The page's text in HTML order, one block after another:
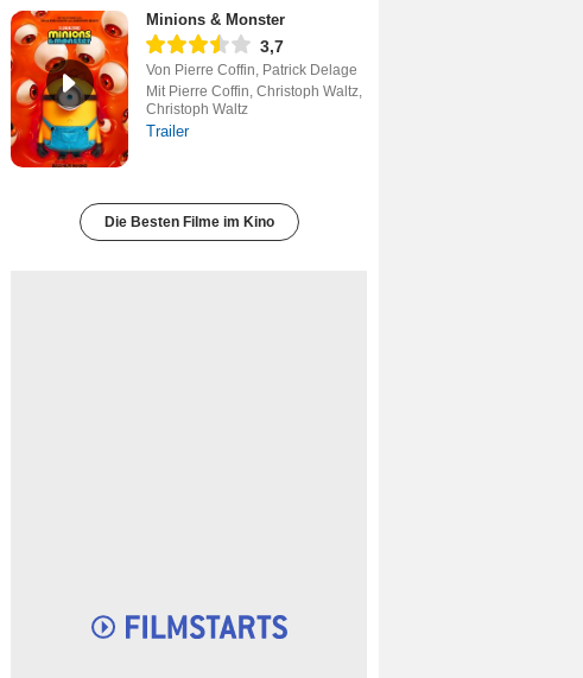
Minions & Monster
3,7
Von Pierre Coffin, Patrick Delage
Mit Pierre Coffin, Christoph Waltz,
Christoph Waltz
Trailer
Die Besten Filme im Kino